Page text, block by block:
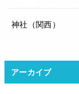
神社（関西）
アーカイブ